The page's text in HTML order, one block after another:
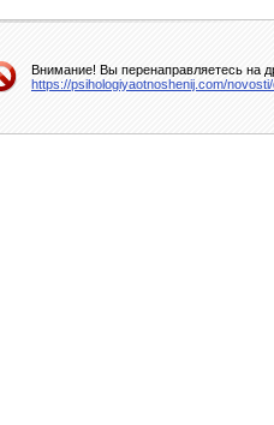
Внимание! Вы перенаправляетесь на
https://psihologiyaotnoshenij.com/